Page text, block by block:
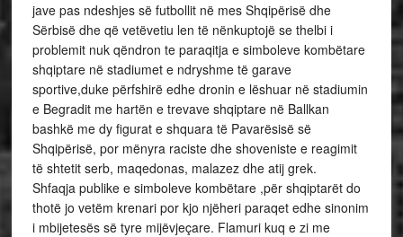
jave pas ndeshjes së futbollit në mes Shqipërisë dhe
Sërbisë dhe që vetëvetiu len të nënkuptojë se thelbi i
problemit nuk qëndron te paraqitja e simboleve kombëtare
shqiptare në stadiumet e ndryshme të garave
sportive,duke përfshirë edhe dronin e lëshuar në stadiumin
e Begradit me hartën e trevave shqiptare në Ballkan
bashkë me dy figurat e shquara të Pavarësisë së
Shqipërisë, por mënyra raciste dhe shoveniste e reagimit
të shtetit serb, maqedonas, malazez dhe atij grek.
Shfaqja publike e simboleve kombëtare ,për shqiptarët do
thotë jo vetëm krenari por kjo njëheri paraqet edhe sinonim
i mbijetesës së tyre mijëvjeçare. Flamuri kuq e zi me